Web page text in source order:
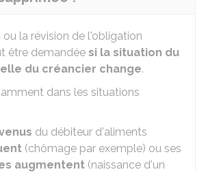
ou la révision de l'obligation
être demandée si la situation du
du créancier change.
dans les situations
du débiteur d'aliments
(chômage par exemple) ou ses
augmentent (naissance d'un